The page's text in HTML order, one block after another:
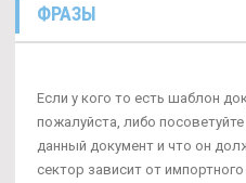
ФРАЗЫ
Если у кого то есть шаблон
пожалуйста, либо
данный документ и что он
сектор зависит от